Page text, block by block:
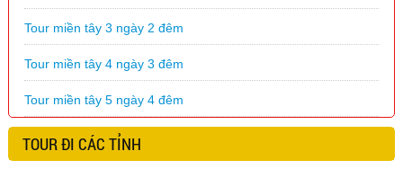
Tour miền tây 3 ngày 2 đêm
Tour miền tây 4 ngày 3 đêm
Tour miền tây 5 ngày 4 đêm
TOUR ĐI CÁC TỈNH